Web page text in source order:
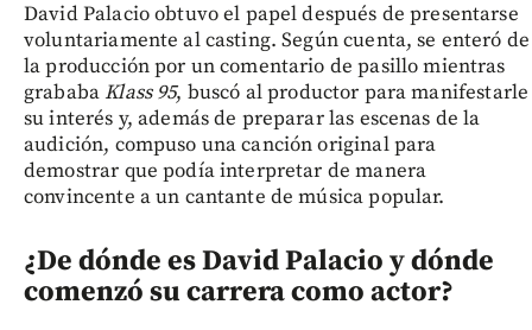
David Palacio obtuvo el papel después de presentarse
voluntariamente al casting. Según cuenta, se enteró de
la producción por un comentario de pasillo mientras
grababaKlass 95, buscó al productor para manifestarle
su interés y, además de preparar las escenas de la
audición, compuso una canción original para
demostrar que podía interpretar de manera
convincente a un cantante de música popular.
¿De dónde es David Palacio y dónde
comenzó su carrera como actor?